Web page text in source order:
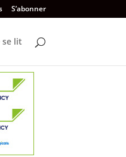
S’abonner
se lit